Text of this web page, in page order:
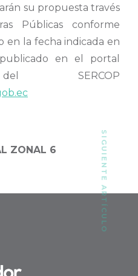
su propuesta través
Públicas conforme
en la fecha indicada en
en el portal
SERCOP
ZONAL 6
SIGUIENTE ARTÍCULO